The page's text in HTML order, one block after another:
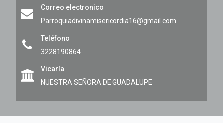
Correo electronico
Parroquiadivinamisericordia16@gmail.com
Teléfono
3228190864
Vicaría
NUESTRA SEÑORA DE GUADALUPE